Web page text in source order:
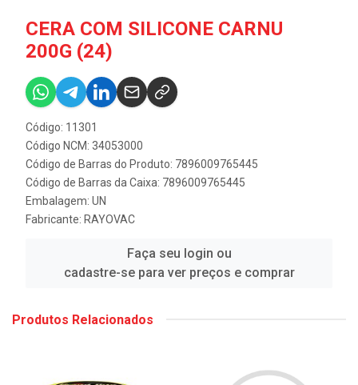
CERA COM SILICONE CARNU
200G (24)
Código: 11301
Código NCM: 34053000
Código de Barras do Produto: 7896009765445
Código de Barras da Caixa: 7896009765445
Embalagem: UN
Fabricante: RAYOVAC
Faça seu login ou
cadastre-se para ver preços e comprar
Produtos Relacionados